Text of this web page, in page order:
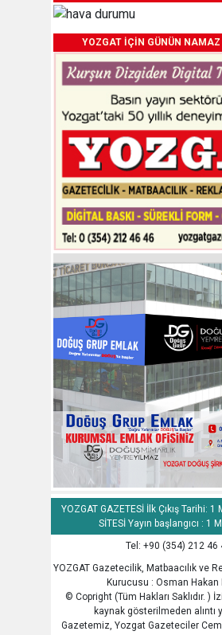
YOZGAT İÇİN GÜNÜN
YOZGAT GAZETESİ İlk Çıkış Tarihi:
SİTESİ Yayın başlangıcı : 1
Tel: +90 (354) 212 46
YOZGAT Gazetecilik, Matbaacılık ve
Kurucusu : Osman Hakan
© Copright (Tüm Hakları Saklıdır. )
kaynak gösterilmeden alıntı
Gazetemiz, Yozgat Gazeteciler